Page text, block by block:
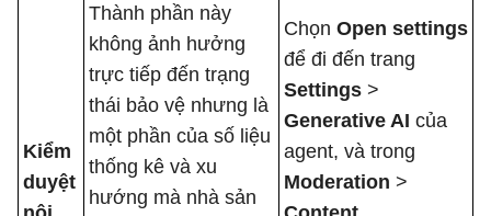
Kiểm
duyệt
Thành phần này
không ảnh hưởng
trực tiếp đến trạng
thái bảo vệ nhưng là
một phần của số liệu
thống kê và xu
hướng mà nhà sản
Chọn Open settings
để đi đến trang
Settings >
Generative AI của
agent, và trong
Moderation >